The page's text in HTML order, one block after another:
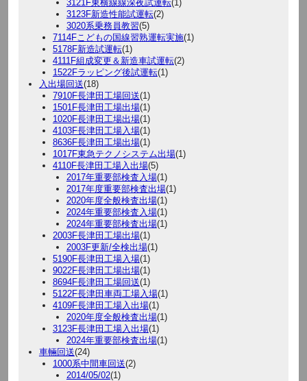
3121F東横線線深夜試運転(1)
3123F新造性能試運転(2)
3020系乗務員教習(5)
7114Fこどもの国線習熟運転実施(1)
5178F新造試運転(1)
4111F組成変更＆新造車試運転(2)
1522Fラッピング後試運転(1)
入出場回送(18)
7910F長津田工場回送(1)
1501F長津田工場出場(1)
1020F長津田工場出場(1)
4103F長津田工場入場(1)
8636F長津田工場出場(1)
1017F東急テクノシステム出場(1)
4110F長津田工場入出場(5)
2017年重要部検査入場(1)
2017年度重要部検査出場(1)
2020年度全般検査出場(1)
2024年重要部検査入場(1)
2024年重要部検査出場(1)
2003F長津田工場出場(1)
2003F更新/全検出場(1)
5190F長津田工場入場(1)
9022F長津田工場出場(1)
8694F長津田工場回送(1)
5122F長津田車両工場入場(1)
4109F長津田工場入出場(1)
2020年度全般検査出場(1)
3123F長津田工場入出場(1)
2024年重要部検査出場(1)
車輛回送(24)
1000系中間車回送(2)
2014/05/02(1)